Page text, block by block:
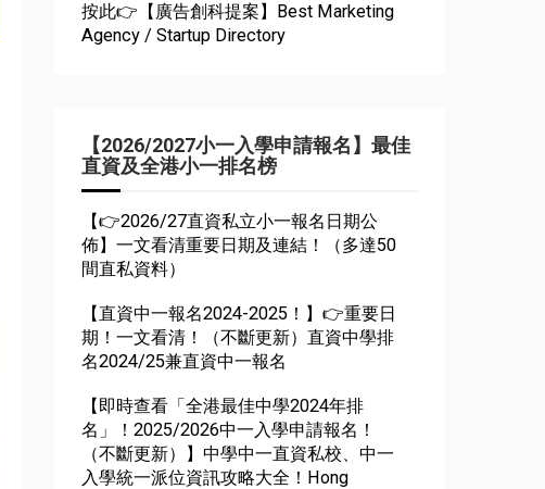
按此👉【廣告創科提案】Best Marketing
Agency / Startup Directory
【2026/2027小一入學申請報名】最佳
直資及全港小一排名榜
【👉2026/27直資私立小一報名日期公
佈】一文看清重要日期及連結！（多達50
間直私資料）
【直資中一報名2024-2025！】👉重要日
期！一文看清！（不斷更新）直資中學排
名2024/25兼直資中一報名
【即時查看「全港最佳中學2024年排
名」！2025/2026中一入學申請報名！
（不斷更新）】中學中一直資私校、中一
入學統一派位資訊攻略大全！Hong